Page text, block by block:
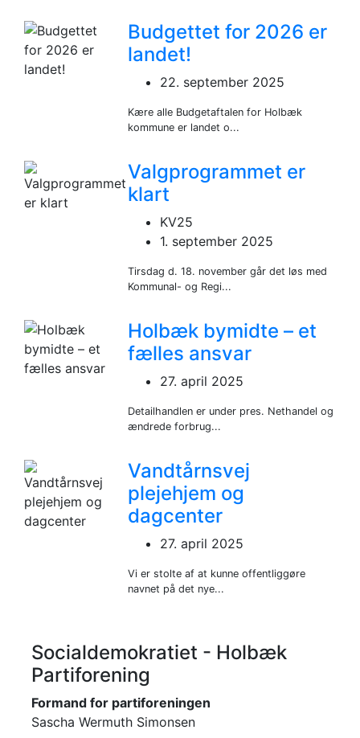
Budgettet for 2026 er
landet!
22. september 2025
Kære alle Budgetaftalen for Holbæk
kommune er landet o...
Valgprogrammet er
klart
KV25
1. september 2025
Tirsdag d. 18. november går det løs med
Kommunal- og Regi...
Holbæk bymidte – et
fælles ansvar
27. april 2025
Detailhandlen er under pres. Nethandel og
ændrede forbrug...
Vandtårnsvej
plejehjem og
dagcenter
27. april 2025
Vi er stolte af at kunne offentliggøre
navnet på det nye...
Socialdemokratiet - Holbæk
Partiforening
Formand for partiforeningen
Sascha Wermuth Simonsen